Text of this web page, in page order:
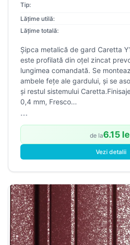
Tip:
Lățime utilă:
Lățime totală:
Șipca metalică de gard Caretta
este profilată din oțel zincat
lungimea comandată. Se
ambele fețe ale gardului, și se
și restul sistemului
0,4 mm, Fresco...
...
de la6.15
Vezi detalii